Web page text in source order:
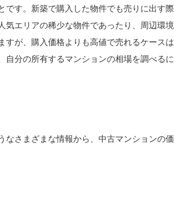
です。新築で購入した物件でも売りに出す際
気エリアの稀少な物件であったり、周辺環境
すが、購入価格よりも高値で売れるケースは
分の所有するマンションの相場を調べるに
なさまざまな情報から、中古マンションの価